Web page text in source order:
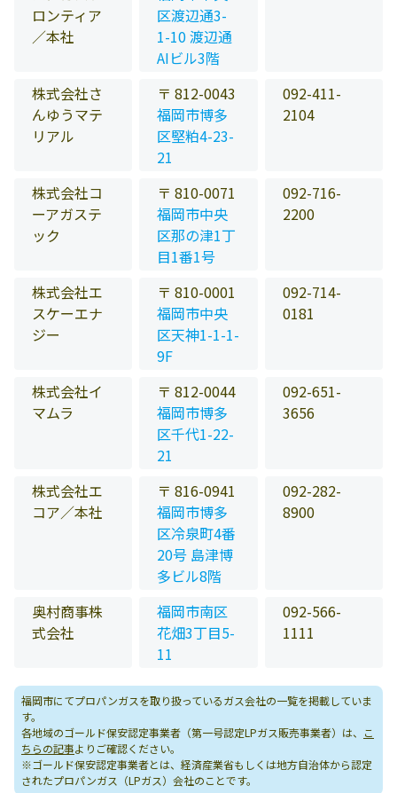
ロンティア
／本社
区渡辺通3-
1-10 渡辺通
AIビル3階
株式会社さ
んゆうマテ
リアル
〒 812-0043
福岡市博多
区堅粕4-23-
21
092-411-
2104
株式会社コ
ーアガステ
ック
〒 810-0071
福岡市中央
区那の津1丁
目1番1号
092-716-
2200
株式会社エ
スケーエナ
ジー
〒 810-0001
福岡市中央
区天神1-1-1-
9F
092-714-
0181
株式会社イ
マムラ
〒 812-0044
福岡市博多
区千代1-22-
21
092-651-
3656
株式会社エ
コア／本社
〒 816-0941
福岡市博多
区冷泉町4番
20号 島津博
多ビル8階
092-282-
8900
奥村商事株
式会社
福岡市南区
花畑3丁目5-
11
092-566-
1111
福岡市にてプロパンガスを取り扱っているガス会社の一覧を掲載していま
す。
各地域のゴールド保安認定事業者（第一号認定LPガス販売事業者）は、
こ
ちらの記事よりご確認ください。
※ゴールド保安認定事業者とは、経済産業省もしくは地方自治体から認定
されたプロパンガス（LPガス）会社のことです。